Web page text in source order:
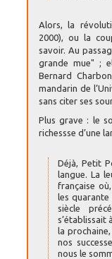
Alors, la
2000), ou la
savoir. Au
grande mue" ;
Bernard
mandarin de
sans citer ses
Plus grave : le
richessse d’une
Déjà, Petit
langue. La
française
les
siècle
s’établissait
la
nos
nous le